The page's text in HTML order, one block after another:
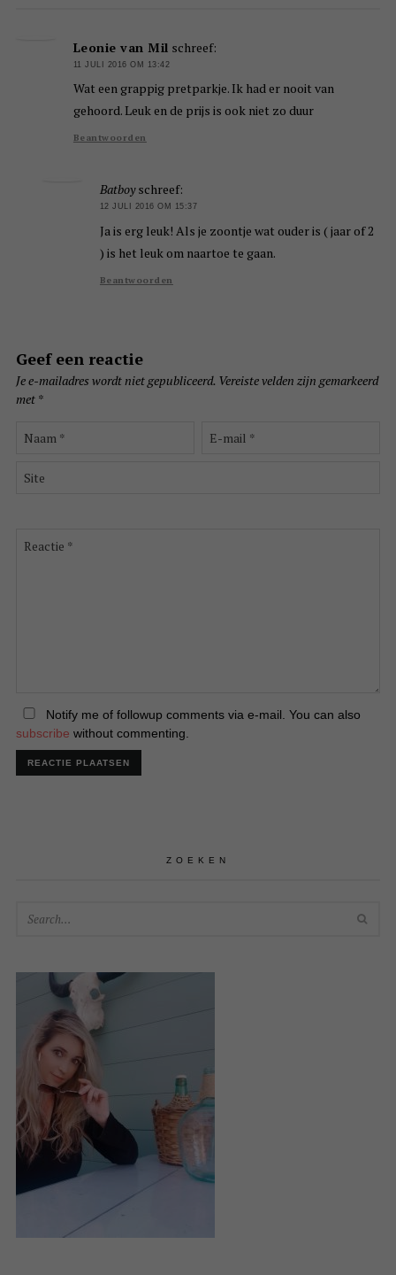
Leonie van Mil schreef:
11 JULI 2016 OM 13:42
Wat een grappig pretparkje. Ik had er nooit van
gehoord. Leuk en de prijs is ook niet zo duur
Beantwoorden
Batboy schreef:
12 JULI 2016 OM 15:37
Ja is erg leuk! Als je zoontje wat ouder is ( jaar of 2
) is het leuk om naartoe te gaan.
Beantwoorden
Geef een reactie
Je e-mailadres wordt niet gepubliceerd. Vereiste velden zijn gemarkeerd
met *
Notify me of followup comments via e-mail. You can also
subscribe without commenting.
ZOEKEN